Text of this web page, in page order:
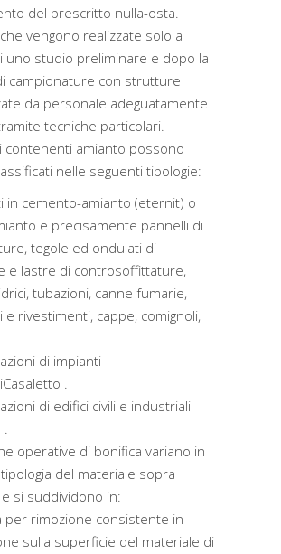
del prescritto nulla-osta.
vengono realizzate solo a
uno studio preliminare e dopo la
campionature con strutture
da personale adeguatamente
tecniche particolari.
contenenti amianto possono
nelle seguenti tipologie:
in cemento-amianto (eternit) o
e precisamente pannelli di
tegole ed ondulati di
e lastre di controsoffittature,
tubazioni, canne fumarie,
e rivestimenti, cappe, comignoli,
di impianti
.
di edifici civili e industriali
.
operative di bonifica variano in
del materiale sopra
si suddividono in:
per rimozione consistente in
sulla superficie del materiale di